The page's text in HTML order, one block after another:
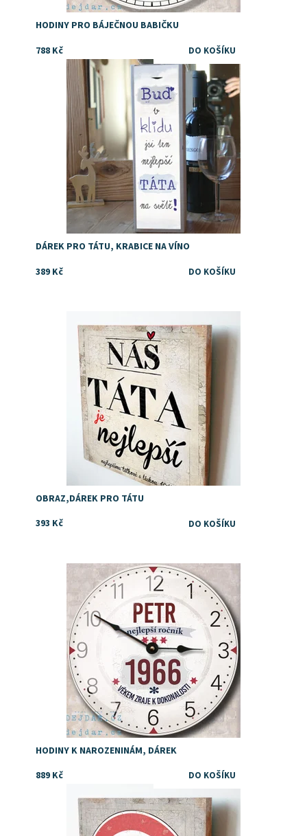
HODINY PRO BÁJEČNOU BABIČKU
788 Kč
Dostupnost:
Skladem
DejDar
DÁREK PRO TÁTU, KRABICE NA VÍNO
389 Kč
DejDar
OBRAZ,DÁREK PRO TÁTU
393 Kč
Dostupnost: Skladem
HODINY K NAROZENINÁM, DÁREK
889 Kč